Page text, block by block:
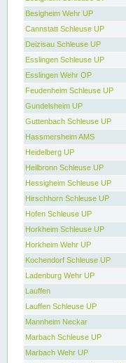
Besigheim Wehr UP
Cannstatt Schleuse UP
Deizisau Schleuse UP
Esslingen Schleuse UP
Esslingen Wehr OP
Feudenheim Schleuse UP
Gundelsheim UP
Guttenbach Schleuse UP
Hassmersheim AMS
Heidelberg UP
Heilbronn Schleuse UP
Hessigheim Schleuse UP
Hirschhorn Schleuse UP
Hofen Schleuse UP
Horkheim Schleuse UP
Horkheim Wehr UP
Kochendorf Schleuse UP
Ladenburg Wehr UP
Lauffen
Lauffen Schleuse UP
Mannheim Neckar
Marbach Schleuse UP
Marbach Wehr UP